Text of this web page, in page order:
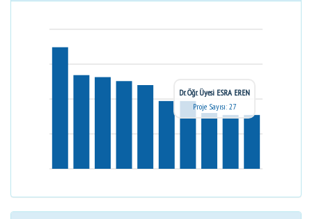
Dr. Öğr. Üyesi ESRA EREN
Proje Sayısı: 27